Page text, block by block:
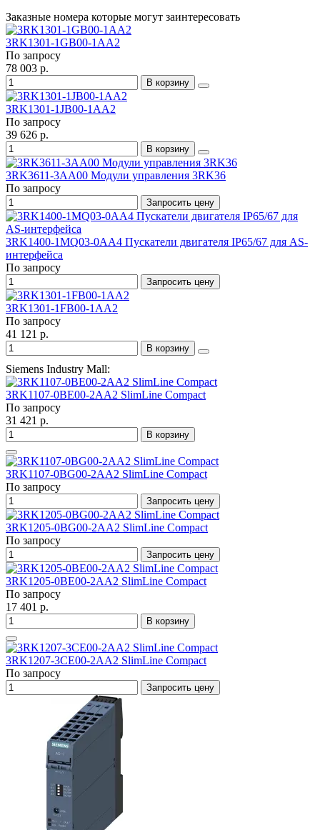
Заказные номера которые могут заинтересовать
3RK1301-1GB00-1AA2
По запросу
78 003 р.
В корзину
3RK1301-1JB00-1AA2
По запросу
39 626 р.
В корзину
3RK3611-3AA00 Модули управления 3RK36
По запросу
Запросить цену
3RK1400-1MQ03-0AA4 Пускатели двигателя IP65/67 для AS-
интерфейса
По запросу
Запросить цену
3RK1301-1FB00-1AA2
По запросу
41 121 р.
В корзину
Siemens Industry Mall:
3RK1107-0BE00-2AA2 SlimLine Compact
По запросу
31 421 р.
В корзину
3RK1107-0BG00-2AA2 SlimLine Compact
По запросу
Запросить цену
3RK1205-0BG00-2AA2 SlimLine Compact
По запросу
Запросить цену
3RK1205-0BE00-2AA2 SlimLine Compact
По запросу
17 401 р.
В корзину
3RK1207-3CE00-2AA2 SlimLine Compact
По запросу
Запросить цену